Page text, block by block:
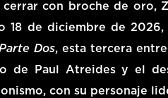
cerrar con broche de oro,
18 de diciembre de 2026,
Dos, esta tercera
de Paul Atreides y el
con su personaje